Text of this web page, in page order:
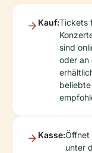
Kauf:Tickets
sind
oder an
Kasse:Öffnet
unter